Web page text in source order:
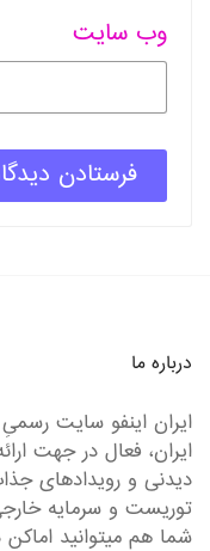
وب سایت
درباره ما
ایران اینفو سایت
ایران، فعال در جهت
دیدنی و رویدادهای
توریست و سرمایه
شما هم میتوانید